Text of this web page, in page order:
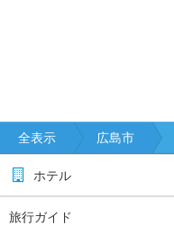
全表示 広島市
ホテル
旅行ガイド